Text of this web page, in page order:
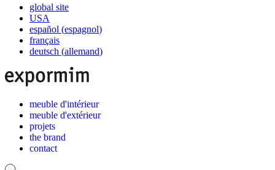
global site
USA
español (espagnol)
français
deutsch (allemand)
meuble d'intérieur
meuble d'extérieur
projets
the brand
contact